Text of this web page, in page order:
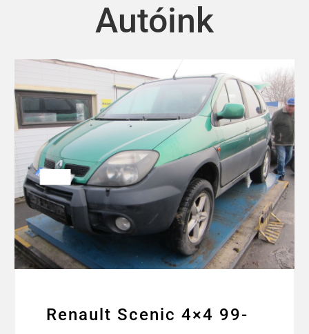
Autóink
Renault Scenic 4×4 99-